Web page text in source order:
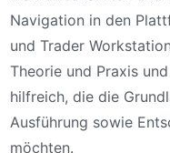
Navigation in den
und Trader
Theorie und Praxis
hilfreich, die die
Ausführung sowie
möchten.